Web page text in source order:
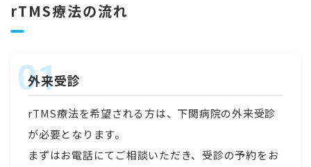
rTMS療法の流れ
外来受診
rTMS療法を希望される方は、下関病院の外来受診
が必要となります。
まずはお電話にてご相談いただき、受診の予約をお